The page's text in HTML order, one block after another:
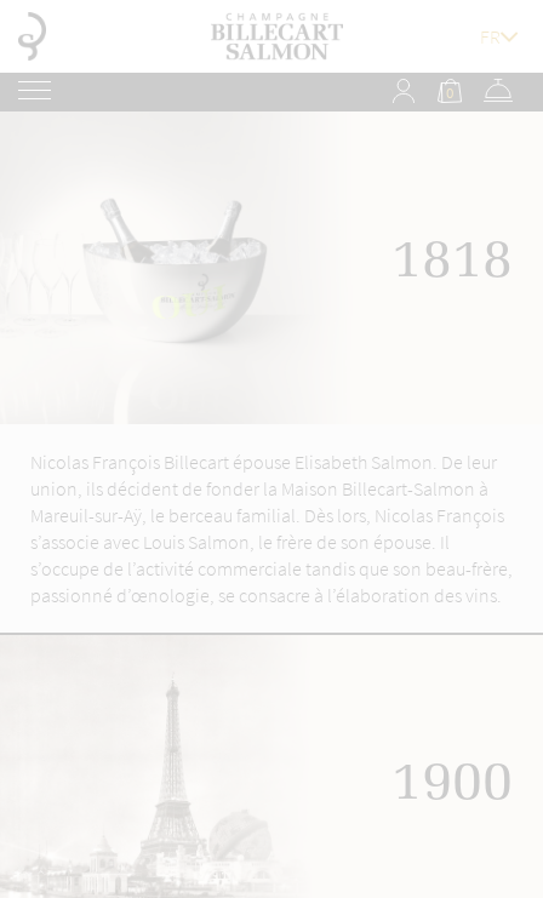
0
1818
Nicolas François Billecart épouse Elisabeth Salmon. De leur
union, ils décident de fonder la Maison Billecart-Salmon à
Mareuil-sur-Aÿ, le berceau familial. Dès lors, Nicolas François
s’associe avec Louis Salmon, le frère de son épouse. Il
s’occupe de l’activité commerciale tandis que son beau-frère,
passionné d’œnologie, se consacre à l’élaboration des vins.
1900